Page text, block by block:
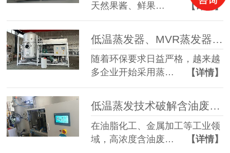
天然果酱、鲜果…
【详情】
随着环保要求日益严格，越来越
多企业开始采用蒸…
【详情】
低温蒸发技术破解含油废水治理难题 实现 85% 废液减量与产水全回用
在油脂化工、金属加工等工业领
域，高浓度含油废…
【详情】